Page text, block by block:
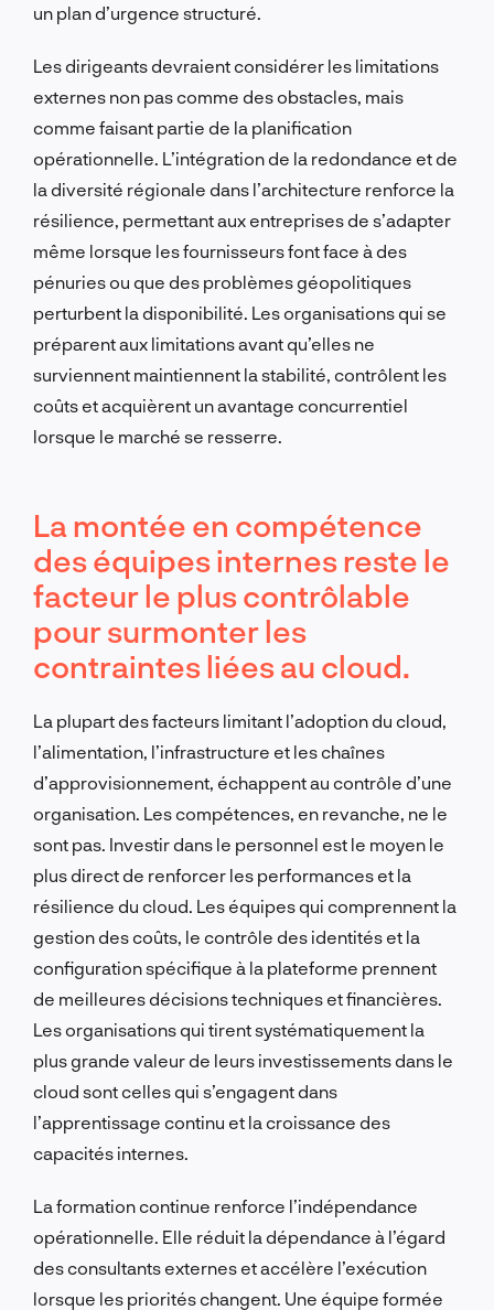
un plan d’urgence structuré.
Les dirigeants devraient considérer les limitations
externes non pas comme des obstacles, mais
comme faisant partie de la planification
opérationnelle. L’intégration de la redondance et de
la diversité régionale dans l’architecture renforce la
résilience, permettant aux entreprises de s’adapter
même lorsque les fournisseurs font face à des
pénuries ou que des problèmes géopolitiques
perturbent la disponibilité. Les organisations qui se
préparent aux limitations avant qu’elles ne
surviennent maintiennent la stabilité, contrôlent les
coûts et acquièrent un avantage concurrentiel
lorsque le marché se resserre.
La montée en compétence
des équipes internes reste le
facteur le plus contrôlable
pour surmonter les
contraintes liées au cloud.
La plupart des facteurs limitant l’adoption du cloud,
l’alimentation, l’infrastructure et les chaînes
d’approvisionnement, échappent au contrôle d’une
organisation. Les compétences, en revanche, ne le
sont pas. Investir dans le personnel est le moyen le
plus direct de renforcer les performances et la
résilience du cloud. Les équipes qui comprennent la
gestion des coûts, le contrôle des identités et la
configuration spécifique à la plateforme prennent
de meilleures décisions techniques et financières.
Les organisations qui tirent systématiquement la
plus grande valeur de leurs investissements dans le
cloud sont celles qui s’engagent dans
l’apprentissage continu et la croissance des
capacités internes.
La formation continue renforce l’indépendance
opérationnelle. Elle réduit la dépendance à l’égard
des consultants externes et accélère l’exécution
lorsque les priorités changent. Une équipe formée